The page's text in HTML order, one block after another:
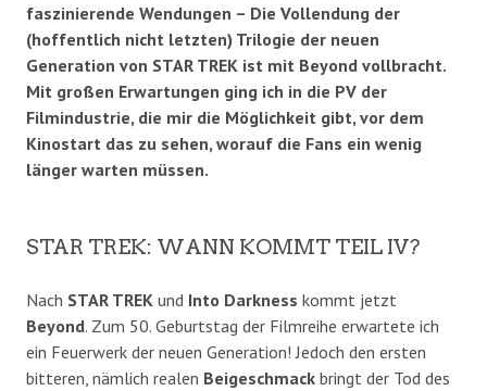
faszinierende Wendungen – Die Vollendung der
(hoffentlich nicht letzten) Trilogie der neuen
Generation von STAR TREK ist mit Beyond vollbracht.
Mit großen Erwartungen ging ich in die PV der
Filmindustrie, die mir die Möglichkeit gibt, vor dem
Kinostart das zu sehen, worauf die Fans ein wenig
länger warten müssen.
STAR TREK: WANN KOMMT TEIL IV?
Nach STAR TREK und Into Darkness kommt jetzt
Beyond. Zum 50. Geburtstag der Filmreihe erwartete ich
ein Feuerwerk der neuen Generation! Jedoch den ersten
bitteren, nämlich realen Beigeschmack bringt der Tod des